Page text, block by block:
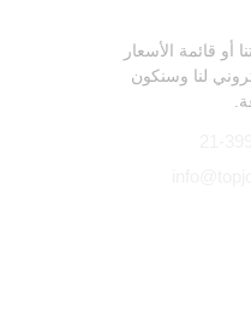
أو قائمة الأسعار
لنا وسنكون